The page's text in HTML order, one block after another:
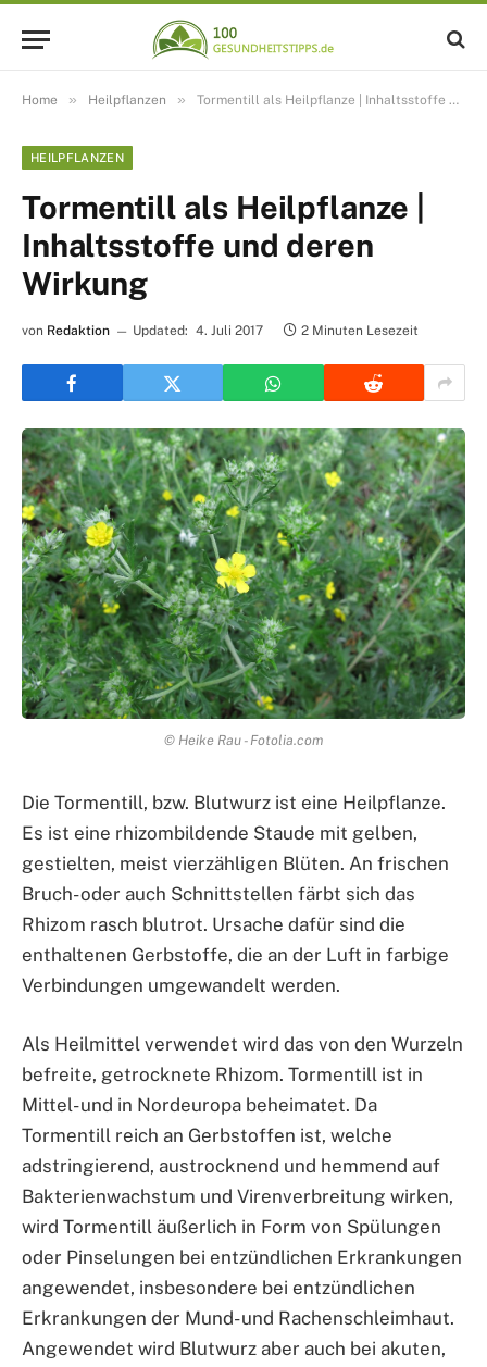
Home » Heilpflanzen » Tormentill als Heilpflanze | Inhaltsstoffe und deren Wirkung
HEILPFLANZEN
Tormentill als Heilpflanze |
Inhaltsstoffe und deren
Wirkung
von Redaktion Updated: 4. Juli 2017 2 Minuten Lesezeit
© Heike Rau - Fotolia.com
Die Tormentill, bzw. Blutwurz ist eine Heilpflanze.
Es ist eine rhizombildende Staude mit gelben,
gestielten, meist vierzähligen Blüten. An frischen
Bruch- oder auch Schnittstellen färbt sich das
Rhizom rasch blutrot. Ursache dafür sind die
enthaltenen Gerbstoffe, die an der Luft in farbige
Verbindungen umgewandelt werden.
Als Heilmittel verwendet wird das von den Wurzeln
befreite, getrocknete Rhizom. Tormentill ist in
Mittel- und in Nordeuropa beheimatet. Da
Tormentill reich an Gerbstoffen ist, welche
adstringierend, austrocknend und hemmend auf
Bakterienwachstum und Virenverbreitung wirken,
wird Tormentill äußerlich in Form von Spülungen
oder Pinselungen bei entzündlichen Erkrankungen
angewendet, insbesondere bei entzündlichen
Erkrankungen der Mund- und Rachenschleimhaut.
Angewendet wird Blutwurz aber auch bei akuten,